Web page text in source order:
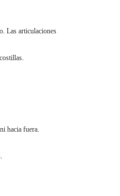
Las articulaciones
hacia fuera.